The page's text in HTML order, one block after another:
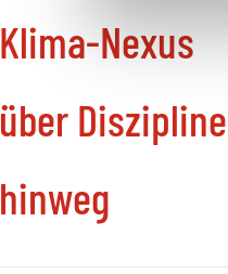
Klima-Nexus
über
hinweg